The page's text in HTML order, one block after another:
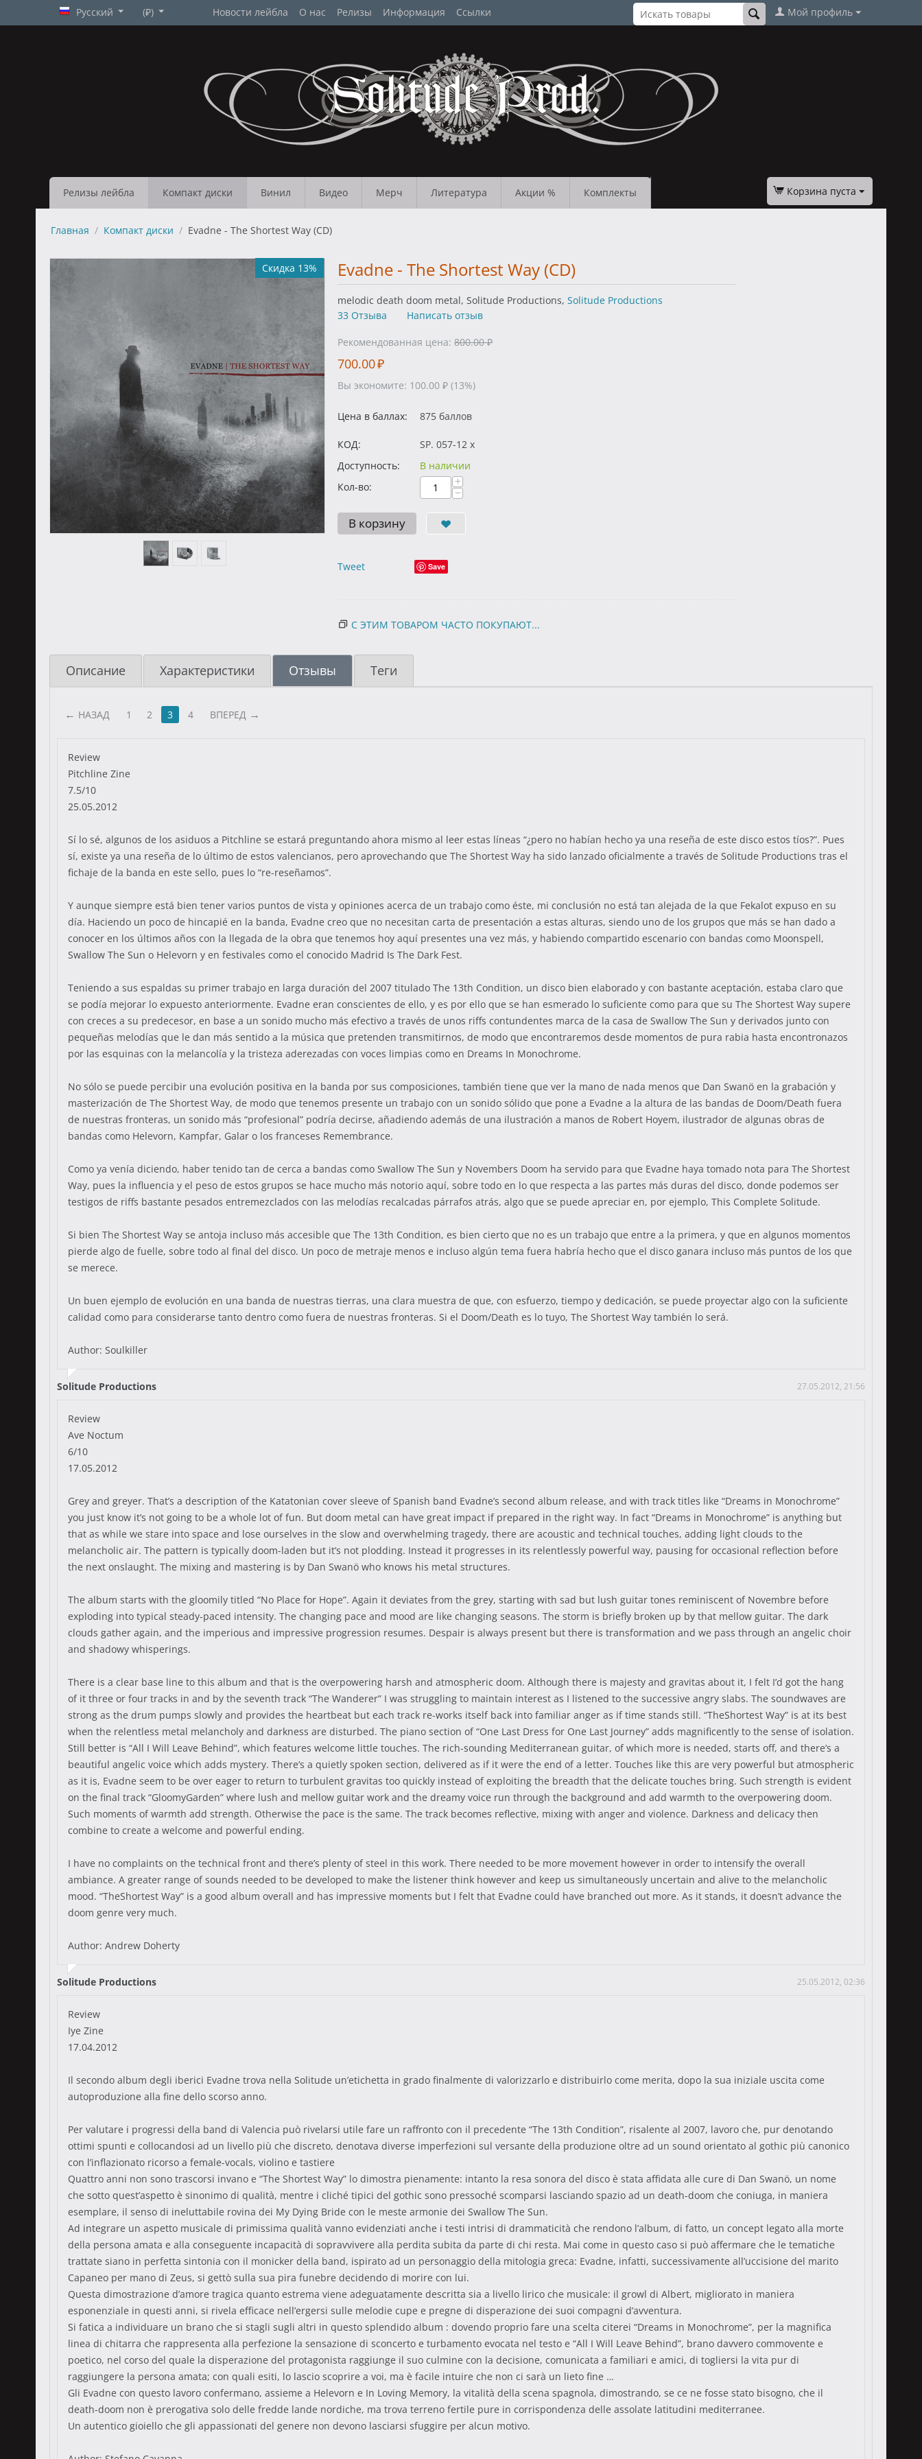
Русский (₽) Новости лейбла О нас Релизы Информация Ссылки Мой профиль
Релизы лейбла Компакт диски Винил Видео Мерч Литература Акции % Комплекты Корзина пуста
Главная / Компакт диски / Evadne - The Shortest Way (CD)
Скидка 13% Evadne - The Shortest Way (CD)
melodic death doom metal, Solitude Productions, Solitude Productions
33 Отзыва
Написать отзыв
Рекомендованная цена: 800.00 ₽
700.00₽
Вы экономите: 100.00 ₽ (13%)
Цена в баллах: 875 баллов
КОД:
SP. 057-12 x
Доступность:
В наличии
Кол-во:
+
−
В корзину
Tweet Save
С ЭТИМ ТОВАРОМ ЧАСТО ПОКУПАЮТ...
Описание Характеристики Отзывы Теги
НАЗАД 1 2 3 4 ВПЕРЕД
Review
Pitchline Zine
7.5/10
25.05.2012
Sí lo sé, algunos de los asiduos a Pitchline se estará preguntando ahora mismo al leer estas líneas “¿pero no habían hecho ya una reseña de este disco estos tíos?”. Pues
sí, existe ya una reseña de lo último de estos valencianos, pero aprovechando que The Shortest Way ha sido lanzado oficialmente a través de Solitude Productions tras el
fichaje de la banda en este sello, pues lo “re-reseñamos”.
Y aunque siempre está bien tener varios puntos de vista y opiniones acerca de un trabajo como éste, mi conclusión no está tan alejada de la que Fekalot expuso en su
día. Haciendo un poco de hincapié en la banda, Evadne creo que no necesitan carta de presentación a estas alturas, siendo uno de los grupos que más se han dado a
conocer en los últimos años con la llegada de la obra que tenemos hoy aquí presentes una vez más, y habiendo compartido escenario con bandas como Moonspell,
Swallow The Sun o Helevorn y en festivales como el conocido Madrid Is The Dark Fest.
Teniendo a sus espaldas su primer trabajo en larga duración del 2007 titulado The 13th Condition, un disco bien elaborado y con bastante aceptación, estaba claro que
se podía mejorar lo expuesto anteriormente. Evadne eran conscientes de ello, y es por ello que se han esmerado lo suficiente como para que su The Shortest Way supere
con creces a su predecesor, en base a un sonido mucho más efectivo a través de unos riffs contundentes marca de la casa de Swallow The Sun y derivados junto con
pequeñas melodías que le dan más sentido a la música que pretenden transmitirnos, de modo que encontraremos desde momentos de pura rabia hasta encontronazos
por las esquinas con la melancolía y la tristeza aderezadas con voces limpias como en Dreams In Monochrome.
No sólo se puede percibir una evolución positiva en la banda por sus composiciones, también tiene que ver la mano de nada menos que Dan Swanö en la grabación y
masterización de The Shortest Way, de modo que tenemos presente un trabajo con un sonido sólido que pone a Evadne a la altura de las bandas de Doom/Death fuera
de nuestras fronteras, un sonido más “profesional” podría decirse, añadiendo además de una ilustración a manos de Robert Hoyem, ilustrador de algunas obras de
bandas como Helevorn, Kampfar, Galar o los franceses Remembrance.
Como ya venía diciendo, haber tenido tan de cerca a bandas como Swallow The Sun y Novembers Doom ha servido para que Evadne haya tomado nota para The Shortest
Way, pues la influencia y el peso de estos grupos se hace mucho más notorio aquí, sobre todo en lo que respecta a las partes más duras del disco, donde podemos ser
testigos de riffs bastante pesados entremezclados con las melodías recalcadas párrafos atrás, algo que se puede apreciar en, por ejemplo, This Complete Solitude.
Si bien The Shortest Way se antoja incluso más accesible que The 13th Condition, es bien cierto que no es un trabajo que entre a la primera, y que en algunos momentos
pierde algo de fuelle, sobre todo al final del disco. Un poco de metraje menos e incluso algún tema fuera habría hecho que el disco ganara incluso más puntos de los que
se merece.
Un buen ejemplo de evolución en una banda de nuestras tierras, una clara muestra de que, con esfuerzo, tiempo y dedicación, se puede proyectar algo con la suficiente
calidad como para considerarse tanto dentro como fuera de nuestras fronteras. Si el Doom/Death es lo tuyo, The Shortest Way también lo será.
Author: Soulkiller
Solitude Productions 27.05.2012, 21:56
Review
Ave Noctum
6/10
17.05.2012
Grey and greyer. That’s a description of the Katatonian cover sleeve of Spanish band Evadne’s second album release, and with track titles like “Dreams in Monochrome”
you just know it’s not going to be a whole lot of fun. But doom metal can have great impact if prepared in the right way. In fact “Dreams in Monochrome” is anything but
that as while we stare into space and lose ourselves in the slow and overwhelming tragedy, there are acoustic and technical touches, adding light clouds to the
melancholic air. The pattern is typically doom-laden but it’s not plodding. Instead it progresses in its relentlessly powerful way, pausing for occasional reflection before
the next onslaught. The mixing and mastering is by Dan Swanö who knows his metal structures.
The album starts with the gloomily titled “No Place for Hope”. Again it deviates from the grey, starting with sad but lush guitar tones reminiscent of Novembre before
exploding into typical steady-paced intensity. The changing pace and mood are like changing seasons. The storm is briefly broken up by that mellow guitar. The dark
clouds gather again, and the imperious and impressive progression resumes. Despair is always present but there is transformation and we pass through an angelic choir
and shadowy whisperings.
There is a clear base line to this album and that is the overpowering harsh and atmospheric doom. Although there is majesty and gravitas about it, I felt I’d got the hang
of it three or four tracks in and by the seventh track “The Wanderer” I was struggling to maintain interest as I listened to the successive angry slabs. The soundwaves are
strong as the drum pumps slowly and provides the heartbeat but each track re-works itself back into familiar anger as if time stands still. “TheShortest Way” is at its best
when the relentless metal melancholy and darkness are disturbed. The piano section of “One Last Dress for One Last Journey” adds magnificently to the sense of isolation.
Still better is “All I Will Leave Behind”, which features welcome little touches. The rich-sounding Mediterranean guitar, of which more is needed, starts off, and there’s a
beautiful angelic voice which adds mystery. There’s a quietly spoken section, delivered as if it were the end of a letter. Touches like this are very powerful but atmospheric
as it is, Evadne seem to be over eager to return to turbulent gravitas too quickly instead of exploiting the breadth that the delicate touches bring. Such strength is evident
on the final track “GloomyGarden” where lush and mellow guitar work and the dreamy voice run through the background and add warmth to the overpowering doom.
Such moments of warmth add strength. Otherwise the pace is the same. The track becomes reflective, mixing with anger and violence. Darkness and delicacy then
combine to create a welcome and powerful ending.
I have no complaints on the technical front and there’s plenty of steel in this work. There needed to be more movement however in order to intensify the overall
ambiance. A greater range of sounds needed to be developed to make the listener think however and keep us simultaneously uncertain and alive to the melancholic
mood. “TheShortest Way” is a good album overall and has impressive moments but I felt that Evadne could have branched out more. As it stands, it doesn’t advance the
doom genre very much.
Author: Andrew Doherty
Solitude Productions 25.05.2012, 02:36
Review
Iye Zine
17.04.2012
Il secondo album degli iberici Evadne trova nella Solitude un’etichetta in grado finalmente di valorizzarlo e distribuirlo come merita, dopo la sua iniziale uscita come
autoproduzione alla fine dello scorso anno.
Per valutare i progressi della band di Valencia può rivelarsi utile fare un raffronto con il precedente “The 13th Condition”, risalente al 2007, lavoro che, pur denotando
ottimi spunti e collocandosi ad un livello più che discreto, denotava diverse imperfezioni sul versante della produzione oltre ad un sound orientato al gothic più canonico
con l’inflazionato ricorso a female-vocals, violino e tastiere
Quattro anni non sono trascorsi invano e “The Shortest Way” lo dimostra pienamente: intanto la resa sonora del disco è stata affidata alle cure di Dan Swanö, un nome
che sotto quest’aspetto è sinonimo di qualità, mentre i cliché tipici del gothic sono pressoché scomparsi lasciando spazio ad un death-doom che coniuga, in maniera
esemplare, il senso di ineluttabile rovina dei My Dying Bride con le meste armonie dei Swallow The Sun.
Ad integrare un aspetto musicale di primissima qualità vanno evidenziati anche i testi intrisi di drammaticità che rendono l’album, di fatto, un concept legato alla morte
della persona amata e alla conseguente incapacità di sopravvivere alla perdita subita da parte di chi resta. Mai come in questo caso si può affermare che le tematiche
trattate siano in perfetta sintonia con il monicker della band, ispirato ad un personaggio della mitologia greca: Evadne, infatti, successivamente all’uccisione del marito
Capaneo per mano di Zeus, si gettò sulla sua pira funebre decidendo di morire con lui.
Questa dimostrazione d’amore tragica quanto estrema viene adeguatamente descritta sia a livello lirico che musicale: il growl di Albert, migliorato in maniera
esponenziale in questi anni, si rivela efficace nell’ergersi sulle melodie cupe e pregne di disperazione dei suoi compagni d’avventura.
Si fatica a individuare un brano che si stagli sugli altri in questo splendido album : dovendo proprio fare una scelta citerei “Dreams in Monochrome”, per la magnifica
linea di chitarra che rappresenta alla perfezione la sensazione di sconcerto e turbamento evocata nel testo e “All I Will Leave Behind”, brano davvero commovente e
poetico, nel corso del quale la disperazione del protagonista raggiunge il suo culmine con la decisione, comunicata a familiari e amici, di togliersi la vita pur di
raggiungere la persona amata; con quali esiti, lo lascio scoprire a voi, ma è facile intuire che non ci sarà un lieto fine …
Gli Evadne con questo lavoro confermano, assieme a Helevorn e In Loving Memory, la vitalità della scena spagnola, dimostrando, se ce ne fosse stato bisogno, che il
death-doom non è prerogativa solo delle fredde lande nordiche, ma trova terreno fertile pure in corrispondenza delle assolate latitudini mediterranee.
Un autentico gioiello che gli appassionati del genere non devono lasciarsi sfuggire per alcun motivo.